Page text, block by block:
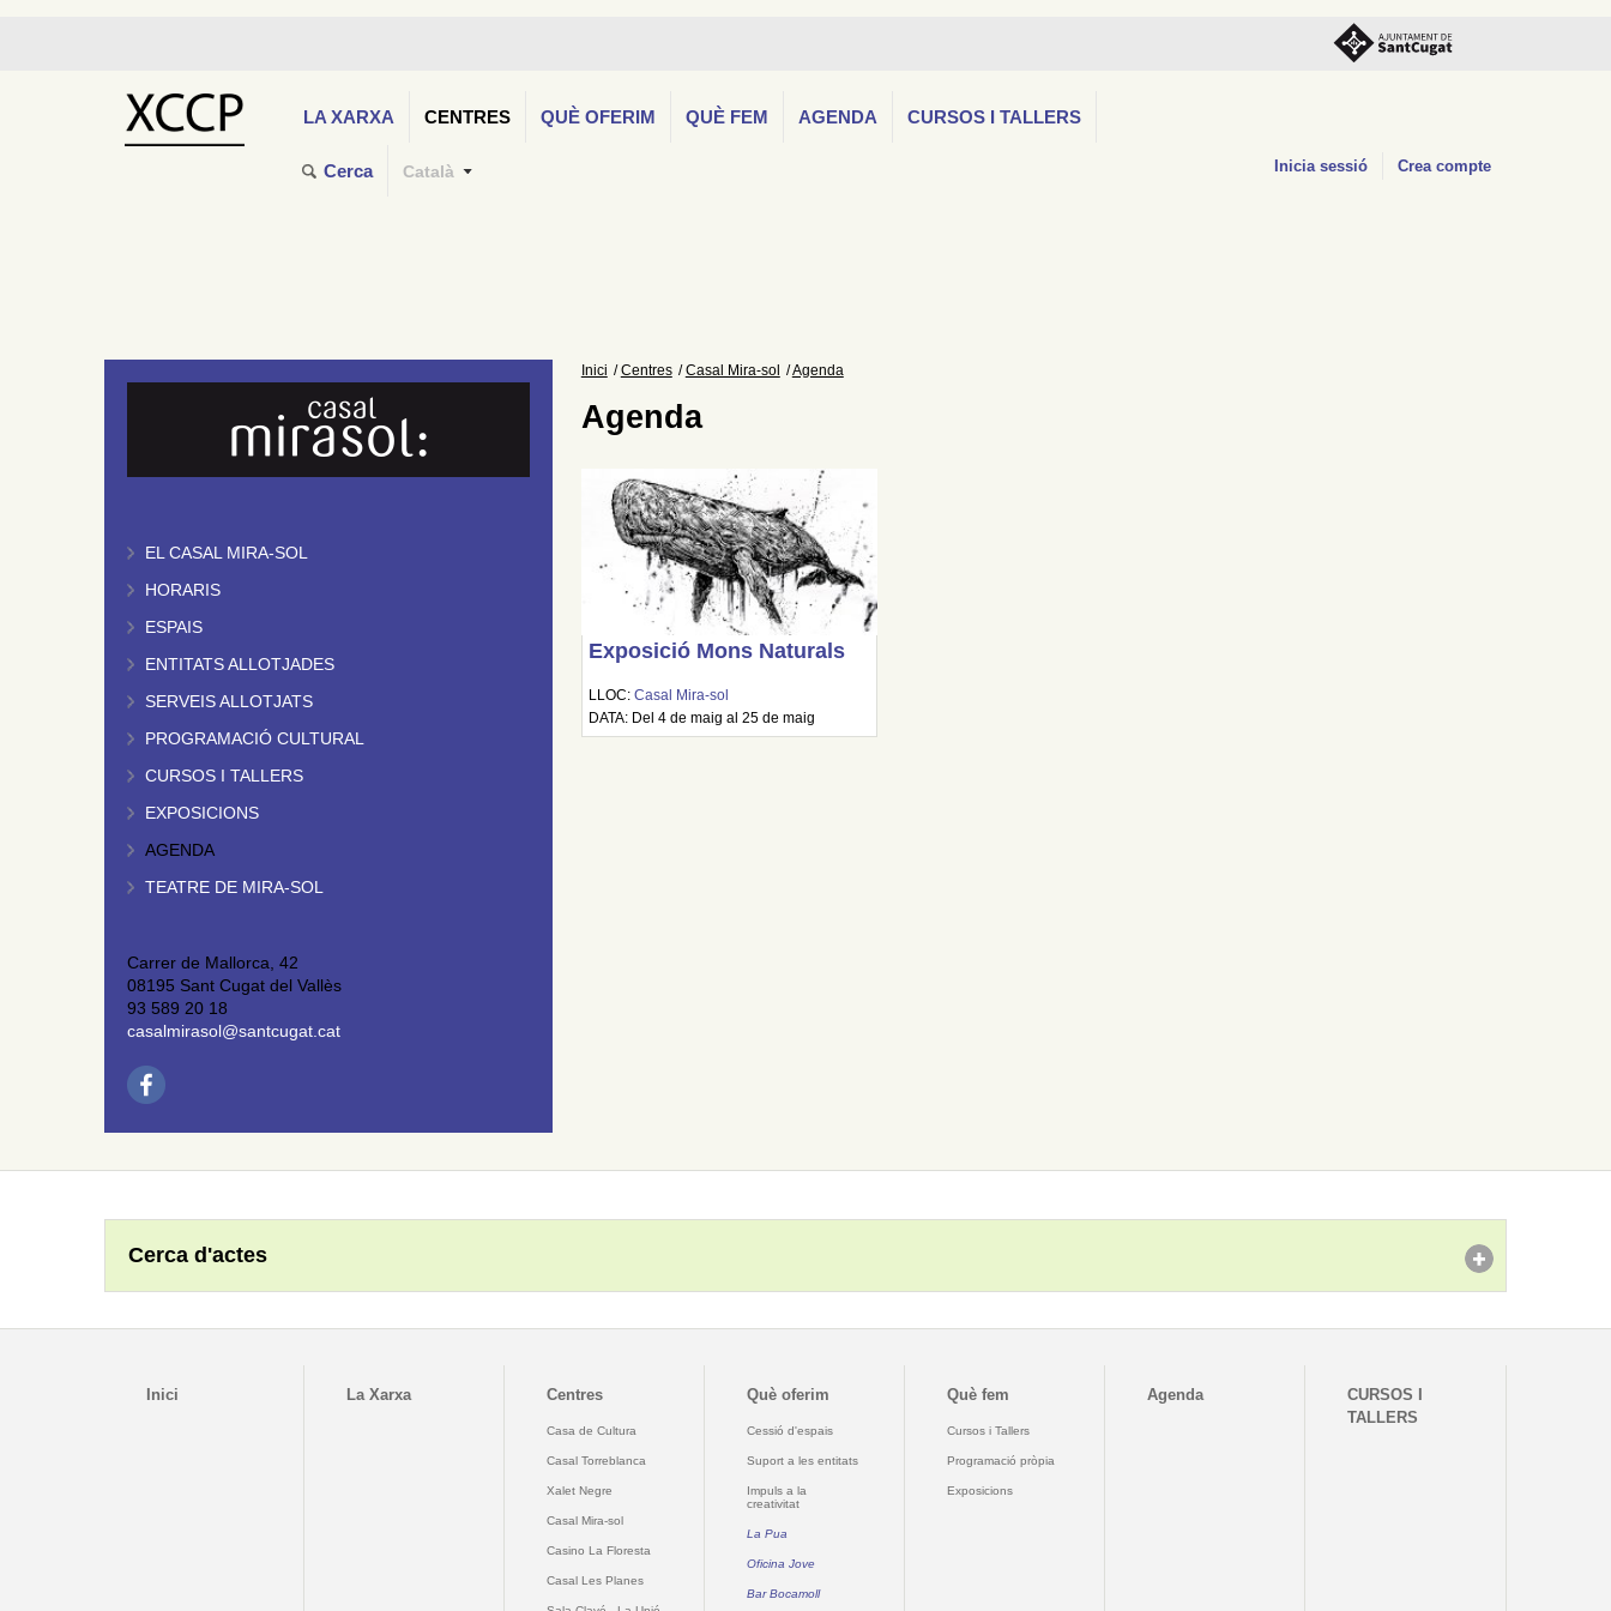
LA XARXA CENTRES QUÈ OFERIM QUÈ FEM AGENDA CURSOS I TALLERS
Cerca Català Inicia sessió Crea compte
EL CASAL MIRA-SOL
HORARIS
ESPAIS
ENTITATS ALLOTJADES
SERVEIS ALLOTJATS
PROGRAMACIÓ CULTURAL
CURSOS I TALLERS
EXPOSICIONS
AGENDA
TEATRE DE MIRA-SOL
Carrer de Mallorca, 42
08195 Sant Cugat del Vallès
93 589 20 18
casalmirasol@santcugat.cat
Inici Centres Casal Mira-sol Agenda
Agenda
Exposició Mons Naturals
LLOC: Casal Mira-sol
DATA: Del 4 de maig al 25 de maig
Cerca d'actes
Inici La Xarxa Centres
Casa de Cultura
Casal Torreblanca
Xalet Negre
Casal Mira-sol
Casino La Floresta
Casal Les Planes
Què oferim
Cessió d'espais
Suport a les entitats
Impuls a la
creativitat
La Pua
Oficina Jove
Bar Bocamoll
Què fem
Cursos i Tallers
Programació pròpia
Exposicions
Agenda
CURSOS I
TALLERS